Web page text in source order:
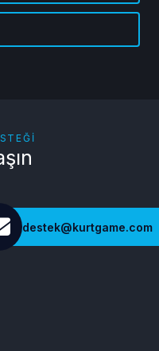
destek@kurtgame.com